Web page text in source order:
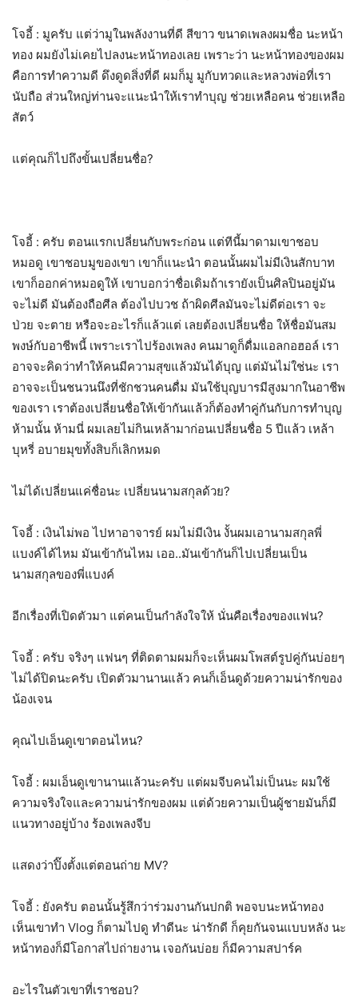
โจอี้ : มูครับ แต่ว่ามูในพลังงานที่ดี สีขาว ขนาดเพลงผมชื่อ นะหน้า
ทอง ผมยังไม่เคยไปลงนะหน้าทองเลย เพราะว่า นะหน้าทองของผม
คือการทำความดี ดึงดูดสิ่งที่ดี ผมก็มู มูกับทวดและหลวงพ่อที่เรา
นับถือ ส่วนใหญ่ท่านจะแนะนำให้เราทำบุญ ช่วยเหลือคน ช่วยเหลือ
สัตว์
แต่คุณก็ไปถึงขั้นเปลี่ยนชื่อ?
โจอี้ : ครับ ตอนแรกเปลี่ยนกับพระก่อน แต่ทีนี้มาดามเขาชอบ
หมอดู เขาชอบมูของเขา เขาก็แนะนำ ตอนนั้นผมไม่มีเงินสักบาท
เขาก็ออกค่าหมอดูให้ เขาบอกว่าชื่อเดิมถ้าเรายังเป็นศิลปินอยู่มัน
จะไม่ดี มันต้องถือศีล ต้องไปบวช ถ้าผิดศีลมันจะไม่ดีต่อเรา จะ
ป่วย จะตาย หรือจะอะไรก็แล้วแต่ เลยต้องเปลี่ยนชื่อ ให้ชื่อมันสม
พงษ์กับอาชีพนี้ เพราะเราไปร้องเพลง คนมาดูก็ดื่มแอลกอฮอล์ เรา
อาจจะคิดว่าทำให้คนมีความสุขแล้วมันได้บุญ แต่มันไม่ใช่นะ เรา
อาจจะเป็นชนวนนึงที่ชักชวนคนดื่ม มันใช้บุญบารมีสูงมากในอาชีพ
ของเรา เราต้องเปลี่ยนชื่อให้เข้ากันแล้วก็ต้องทำคู่กันกับการทำบุญ
ห้ามนั้น ห้ามนี่ ผมเลยไม่กินเหล้ามาก่อนเปลี่ยนชื่อ 5 ปีแล้ว เหล้า
บุหรี่ อบายมุขทั้งสิบก็เลิกหมด
ไม่ได้เปลี่ยนแค่ชื่อนะ เปลี่ยนนามสกุลด้วย?
โจอี้ : เงินไม่พอ ไปหาอาจารย์ ผมไม่มีเงิน งั้นผมเอานามสกุลพี่
แบงค์ได้ไหม มันเข้ากันไหม เออ..มันเข้ากันก็ไปเปลี่ยนเป็น
นามสกุลของพี่แบงค์
อีกเรื่องที่เปิดตัวมา แต่คนเป็นกำลังใจให้ นั่นคือเรื่องของแฟน?
โจอี้ : ครับ จริงๆ แฟนๆ ที่ติดตามผมก็จะเห็นผมโพสต์รูปคู่กันบ่อยๆ
ไม่ได้ปิดนะครับ เปิดตัวมานานแล้ว คนก็เอ็นดูด้วยความน่ารักของ
น้องเจน
คุณไปเอ็นดูเขาตอนไหน?
โจอี้ : ผมเอ็นดูเขานานแล้วนะครับ แต่ผมจีบคนไม่เป็นนะ ผมใช้
ความจริงใจและความน่ารักของผม แต่ด้วยความเป็นผู้ชายมันก็มี
แนวทางอยู่บ้าง ร้องเพลงจีบ
แสดงว่าปิ๊งตั้งแต่ตอนถ่าย MV?
โจอี้ : ยังครับ ตอนนั้นรู้สึกว่าร่วมงานกันปกติ พอจบนะหน้าทอง
เห็นเขาทำ Vlog ก็ตามไปดู ทำดีนะ น่ารักดี ก็คุยกันจนแบบหลัง นะ
หน้าทองก็มีโอกาสไปถ่ายงาน เจอกันบ่อย ก็มีความสปาร์ค
อะไรในตัวเขาที่เราชอบ?